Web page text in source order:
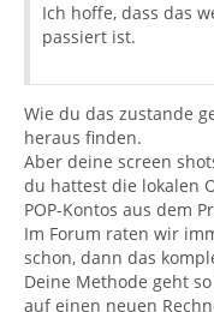
Ich hoffe, dass das
passiert ist.
Wie du das zustande
heraus finden.
Aber deine screen
du hattest die lokalen
POP-Kontos aus dem
Im Forum raten wir
schon, dann das
Deine Methode geht
auf einen neuen